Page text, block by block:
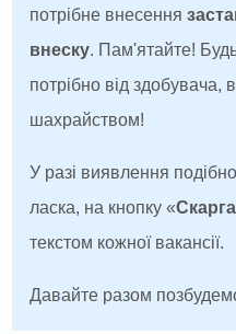
потрібне внесення
внеску. Пам'ятайте!
потрібно від здобувача,
шахрайством!
У разі виявлення
ласка, на кнопку «Скарга
текстом кожної вакансії.
Давайте разом